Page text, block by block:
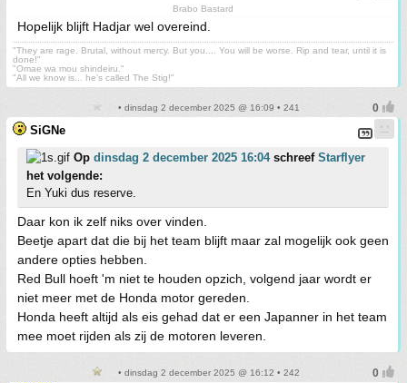
Brabo Bastard
Hopelijk blijft Hadjar wel overeind.
"They are rage. Brutal, without mercy. But you.... You will be worse. Rip and tear, until it is
done!"
"Omae wa mou shindeiru."
"All we know is... he's called The Stig!"
• dinsdag 2 december 2025 @ 16:09 • 241
SiGNe
Op dinsdag 2 december 2025 16:04schreef Starflyer
het volgende:
En Yuki dus reserve.
Daar kon ik zelf niks over vinden.
Beetje apart dat die bij het team blijft maar zal mogelijk ook geen
andere opties hebben.
Red Bull hoeft 'm niet te houden opzich, volgend jaar wordt er
niet meer met de Honda motor gereden.
Honda heeft altijd als eis gehad dat er een Japanner in het team
mee moet rijden als zij de motoren leveren.
• dinsdag 2 december 2025 @ 16:12 • 242